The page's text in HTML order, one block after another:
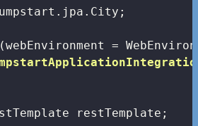
restTemplate;